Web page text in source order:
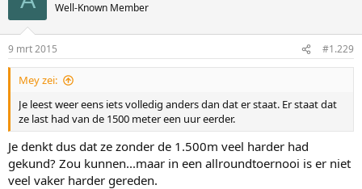
s
:
Well-Known Member
9 mrt 2015 #1.229
Mey zei:
Je leest weer eens iets volledig anders dan dat er staat. Er staat dat
ze last had van de 1500 meter een uur eerder.
Je denkt dus dat ze zonder de 1.500m veel harder had
gekund? Zou kunnen...maar in een allroundtoernooi is er niet
veel vaker harder gereden.